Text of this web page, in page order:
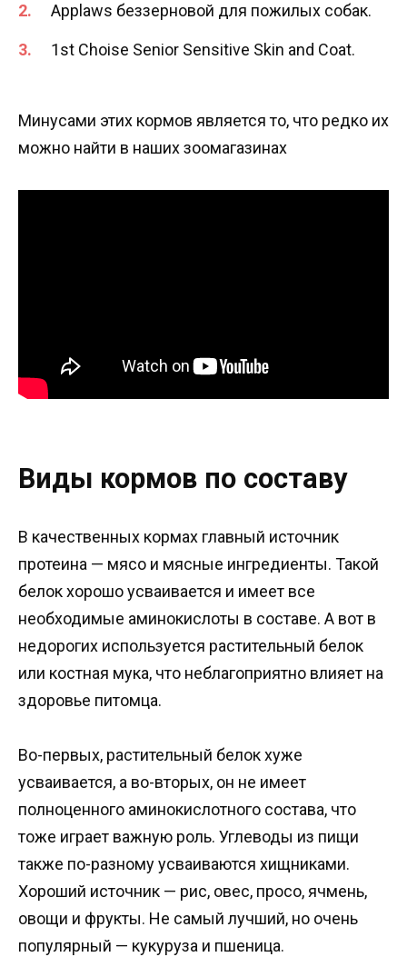
Applaws беззерновой для пожилых собак.
1st Choise Senior Sensitive Skin and Coat.
Минусами этих кормов является то, что редко их
можно найти в наших зоомагазинах
Виды кормов по составу
В качественных кормах главный источник
протеина — мясо и мясные ингредиенты. Такой
белок хорошо усваивается и имеет все
необходимые аминокислоты в составе. А вот в
недорогих используется растительный белок
или костная мука, что неблагоприятно влияет на
здоровье питомца.
Во-первых, растительный белок хуже
усваивается, а во-вторых, он не имеет
полноценного аминокислотного состава, что
тоже играет важную роль. Углеводы из пищи
также по-разному усваиваются хищниками.
Хороший источник — рис, овес, просо, ячмень,
овощи и фрукты. Не самый лучший, но очень
популярный — кукуруза и пшеница.